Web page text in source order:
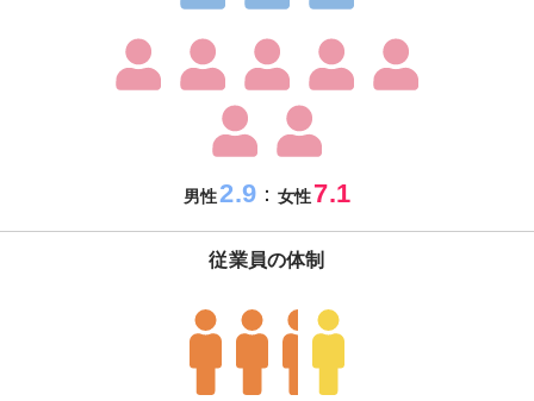
男性2.9：女性7.1
従業員の体制